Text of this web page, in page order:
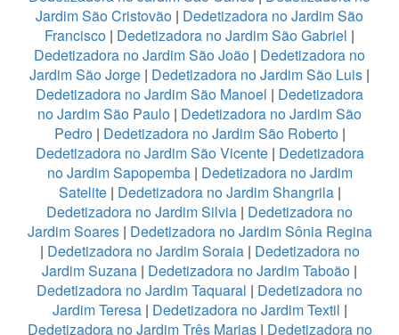
Jardim São Cristovão | Dedetizadora no Jardim São
Francisco | Dedetizadora no Jardim São Gabriel |
Dedetizadora no Jardim São João | Dedetizadora no
Jardim São Jorge | Dedetizadora no Jardim São Luis |
Dedetizadora no Jardim São Manoel | Dedetizadora
no Jardim São Paulo | Dedetizadora no Jardim São
Pedro| Dedetizadora no Jardim São Roberto|
Dedetizadora no Jardim São Vicente| Dedetizadora
no Jardim Sapopemba| Dedetizadora no Jardim
Satelite| Dedetizadora no Jardim Shangrila|
Dedetizadora no Jardim Silvia | Dedetizadora no
Jardim Soares| Dedetizadora no Jardim Sônia Regina
| Dedetizadora no Jardim Soraia| Dedetizadora no
Jardim Suzana | Dedetizadora no Jardim Taboão |
Dedetizadora no Jardim Taquaral | Dedetizadora no
Jardim Teresa| Dedetizadora no Jardim Textil |
Dedetizadora no Jardim Três Marias| Dedetizadora no